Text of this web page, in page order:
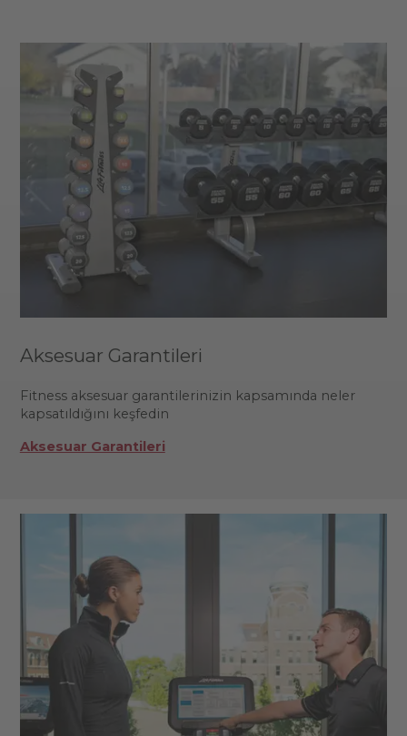
Aksesuar Garantileri
Fitness aksesuar garantilerinizin kapsamında neler
kapsatıldığını keşfedin
Aksesuar Garantileri